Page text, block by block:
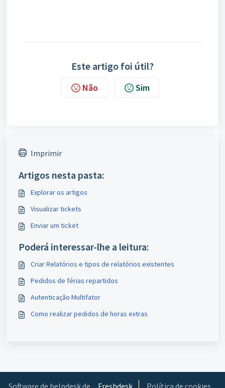
Este artigo foi útil?
Não Sim
Imprimir
Artigos nesta pasta:
Explorar os artigos
Visualizar tickets
Enviar um ticket
Poderá interessar-lhe a leitura:
Criar Relatórios e tipos de relatórios existentes
Pedidos de férias repartidos
Autenticação Multifator
Como realizar pedidos de horas extras